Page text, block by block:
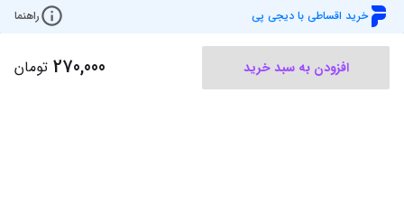
خرید اقساطی با دیجی پی راهنما
افزودن به سبد خرید 270,000 تومان